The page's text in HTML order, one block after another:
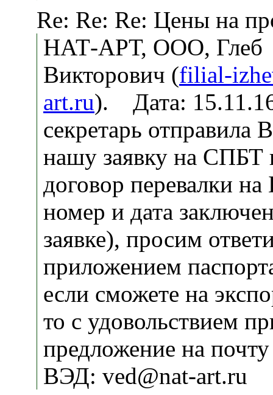
Re: Re: Re: Цены на
НАТ-АРТ, ООО, Глеб
Викторович (filial-
art.ru). Дата:
секретарь отправила
нашу заявку на СПБТ
договор перевалки на
номер и дата
заявке), просим
приложением
если сможете на
то с удовольствием
предложение на
ВЭД: ved@nat-art.ru